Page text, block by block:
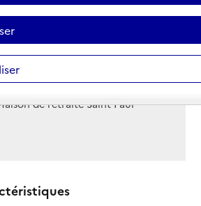
renseigné
de retraite Saint Paul